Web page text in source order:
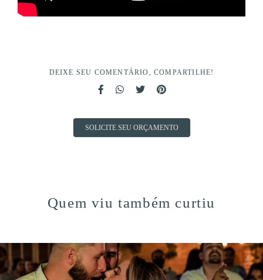
DEIXE SEU COMENTÁRIO, COMPARTILHE!
SOLICITE SEU ORÇAMENTO
Quem viu também curtiu